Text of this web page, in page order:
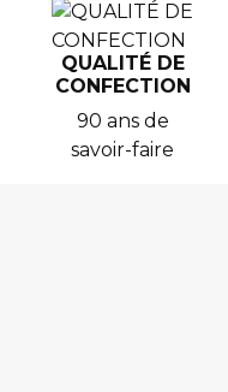
QUALITÉ DE
CONFECTION
90 ans de
savoir-faire